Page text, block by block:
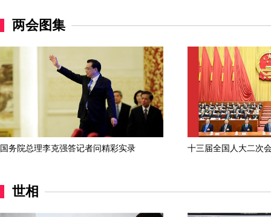
两会图集
国务院总理李克强答记者问精彩实录 十三届全国人大二次
世相